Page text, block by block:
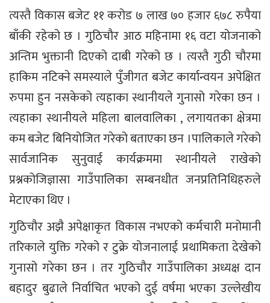
त्यस्तै विकास बजेट ११ करोड ७ लाख ७० हजार ६७८ रुपैया
बाँकी रहेको छ । गुठिचौर आठ महिनामा १६ वटा योजनाको
अन्तिम भुक्तानी दिएको दाबी गरेको छ । त्यस्तै गुठी चौरमा
हाकिम नटिक्ने समस्याले पुँजीगत बजेट कार्यान्वयन अपेक्षित
रुपमा हुन नसकेको त्यहाका स्थानीयले गुनासो गरेका छन ।
त्यहाका स्थानीयले महिला बालवालिका , लगायतका क्षेत्रमा
कम बजेट बिनियोजित गरेको बताएका छन ।पालिकाले गरेको
सार्वजानिक सुनुवाई कार्यक्रममा स्थानीयले राखेको
प्रश्नकोजिज्ञासा गाउँपालिका सम्बनधीत जनप्रतिनिधिहरुले
मेटाएका थिए ।
गुठिचौर अझै अपेक्षाकृत विकास नभएको कर्मचारी मनोमानी
तरिकाले युक्ति गरेको र टुक्रे योजनालाई प्रथामिकता देखेको
गुनासो गरेका छन । तर गुठिचौर गाउँपालिका अध्यक्ष दान
बहादुर बुढाले निर्वाचित भएको दुई वर्षमा भएका उल्लेखीय